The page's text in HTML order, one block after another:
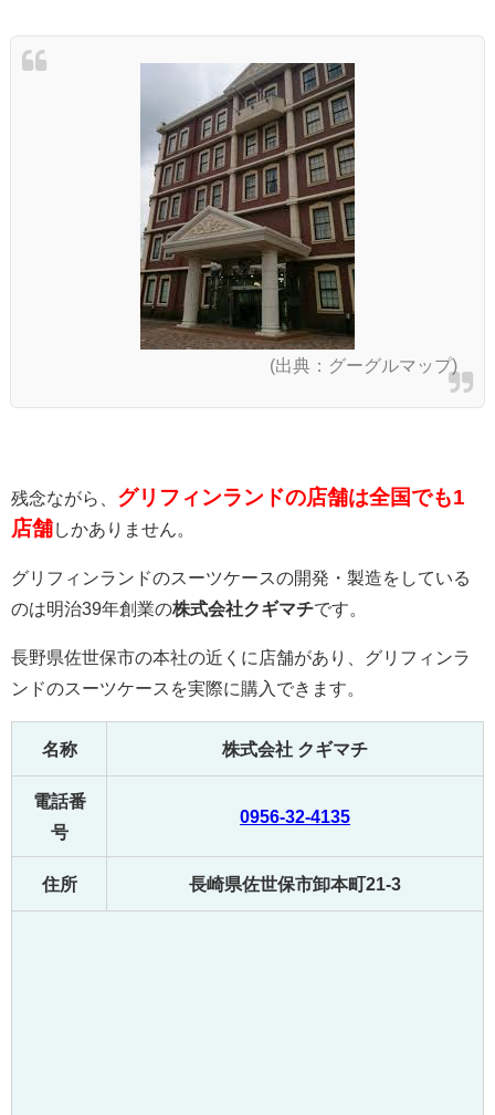
(出典：グーグルマップ)
残念ながら、 グリフィンランドの店舗は全国でも1
店舗しかありません。
グリフィンランドのスーツケースの開発・製造をしている
のは明治39年創業の株式会社クギマチです。
長野県佐世保市の本社の近くに店舗があり、グリフィンラ
ンドのスーツケースを実際に購入できます。
名称 株式会社 クギマチ
電話番
号
0956-32-4135
住所 長崎県佐世保市卸本町21-3